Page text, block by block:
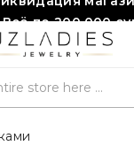
Всё по 200,000
количество